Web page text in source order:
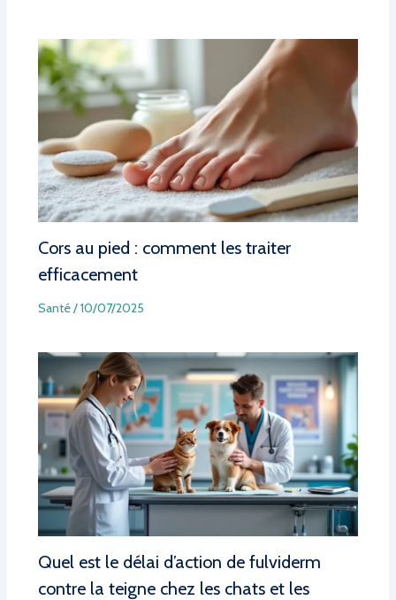
Cors au pied : comment les traiter
efficacement
Santé/10/07/2025
Quel est le délai d’action de fulviderm
contre la teigne chez les chats et les